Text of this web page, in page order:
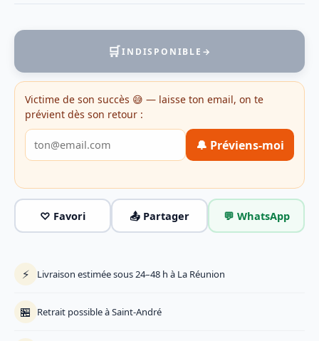
🛒INDISPONIBLE →
Victime de son succès 😅 — laisse ton email, on te
prévient dès son retour :
🔔 Préviens-moi
♡ Favori 📤 Partager 💬 WhatsApp
⚡ Livraison estimée sous 24–48 h à La Réunion
🏪 Retrait possible à Saint-André